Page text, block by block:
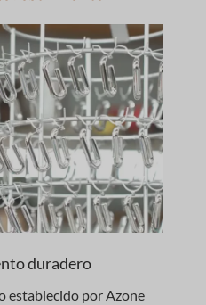
duradero
establecido por Azone